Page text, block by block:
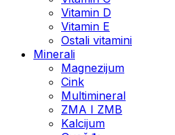
Vitamin D
Vitamin E
Ostali vitamini
Minerali
Magnezijum
Cink
Multimineral
ZMA I ZMB
Kalcijum